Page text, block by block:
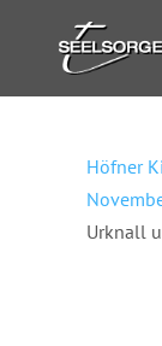
Höfner
Urknall